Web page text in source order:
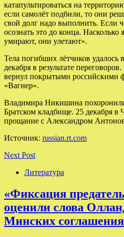
катапультироваться на
если самолёт подбили, то они
свой долг надо выполнить. Если
осознать это до конца.
умирают, они улетают».
Тела погибших лётчиков удалось
декабря в результате
вернул покрытыми российскими
«Вагнер».
Владимира Никишина
Братском кладбище. 25 декабря в
прощание с Александром
Источник: russian.rt.com
Next Post
Литература
«Фиксация
оценили слова
Минских